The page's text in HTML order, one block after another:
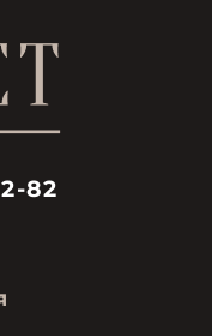
82